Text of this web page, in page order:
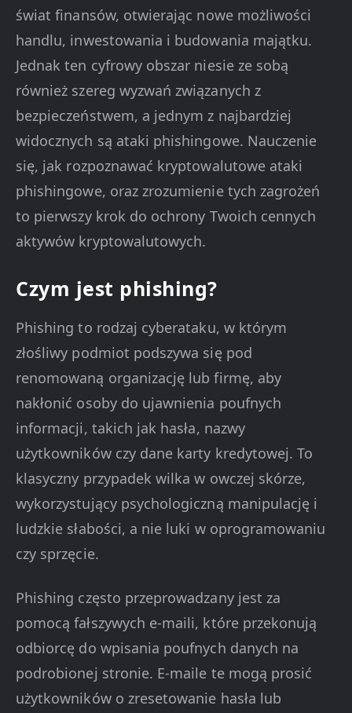
świat finansów, otwierając nowe możliwości
handlu, inwestowania i budowania majątku.
Jednak ten cyfrowy obszar niesie ze sobą
również szereg wyzwań związanych z
bezpieczeństwem, a jednym z najbardziej
widocznych są ataki phishingowe. Nauczenie
się, jak rozpoznawać kryptowalutowe ataki
phishingowe, oraz zrozumienie tych zagrożeń
to pierwszy krok do ochrony Twoich cennych
aktywów kryptowalutowych.
Czym jest phishing?
Phishing to rodzaj cyberataku, w którym
złośliwy podmiot podszywa się pod
renomowaną organizację lub firmę, aby
nakłonić osoby do ujawnienia poufnych
informacji, takich jak hasła, nazwy
użytkowników czy dane karty kredytowej. To
klasyczny przypadek wilka w owczej skórze,
wykorzystujący psychologiczną manipulację i
ludzkie słabości, a nie luki w oprogramowaniu
czy sprzęcie.
Phishing często przeprowadzany jest za
pomocą fałszywych e-maili, które przekonują
odbiorcę do wpisania poufnych danych na
podrobionej stronie. E-maile te mogą prosić
użytkowników o zresetowanie hasła lub